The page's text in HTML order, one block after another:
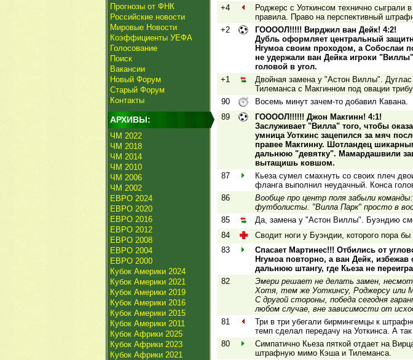
Прогнозы от ФНК
Российские новости
Мировые Новости
Коэффициенты УЕФА
Голосование
Поиск
Вакансии
Новый Форум
Старый Форум
Контакты
АРХИВЫ:
ЧМ 2022
ЧМ 2018
ЧМ 2014
ЧМ 2010
ЧМ 2006
ЧМ 2002
ЕВРО 2024
ЕВРО 2020
ЕВРО 2016
ЕВРО 2012
ЕВРО 2008
ЕВРО 2004
ЕВРО 2000
Кубок Америки 2024
Кубок Америки 2021
Кубок Америки 2019
Кубок Америки 2016
Кубок Америки 2015
Кубок Америки 2011
Кубок Африки 2025
Кубок Африки 2023
Кубок Африки 2021
+4
Роджерс с Уоткинсом технично сыграли
правила. Право на перспективный
+2
ГООООЛ!!!!! Вирджил ван Дейк! 4:2!
Дубль оформляет центральный
Нгумоа своим проходом, а Собослаи
не удержали ван Дейка игроки
головой в угол.
+1
Двойная замена у "Астон Виллы".
Тилеманса с Макгинном под овации
90
Восемь минут зачем-то добавил Кавана.
89
ГООООЛ!!!!!! Джон Макгинн! 4:1!
Заслуживает "Вилла" того, чтобы
умница Уоткинс зацепился за мяч
правее Макгинну. Шотландец
дальнюю "девятку". Мамардашвили
вытащишь ковшом.
87
Кьеза сумел смахнуть со своих плеч
фланга выполнил неудачный. Конса
86
Вообще про центр поля забыли
футболисты. "Вилла Парк" просто в
85
Да, замена у "Астон Виллы". Буэндию
84
Сводит ноги у Буэндии, которого пора
83
Спасает Мартинес!!! Отбились от
Нгумоа повторно, а ван Дейк,
дальнюю штангу, где Кьеза не
82
Эмери решает не делать замен,
Хотя, тем же Уоткинсу, Роджерсу или
С другой стороны, победа сегодня
любом случае, вне зависимости от
81
Три в три убегали бирмингемцы к
темп сделал передачу на Уоткинса. А
80
Симпатично Кьеза пяткой отдает на
штрафную мимо Кэша и Тилеманса.